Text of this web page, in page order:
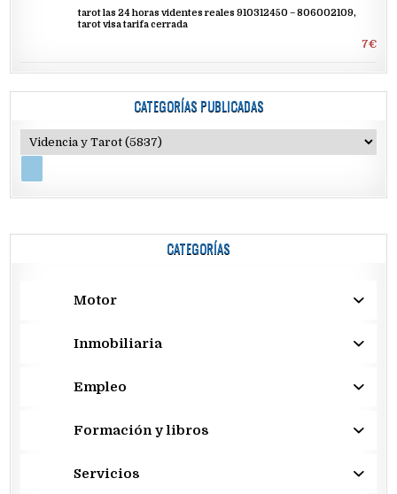
tarot las 24 horas videntes reales 910312450 – 806002109,
tarot visa tarifa cerrada
7€
CATEGORÍAS PUBLICADAS
CATEGORÍAS
Motor
Inmobiliaria
Empleo
Formación y libros
Servicios